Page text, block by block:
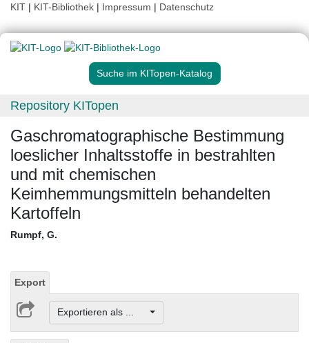
KIT | KIT-Bibliothek | Impressum | Datenschutz
Suche im KITopen-Katalog
Repository KITopen
Gaschromatographische Bestimmung
loeslicher Inhaltsstoffe in bestrahlten
und mit chemischen
Keimhemmungsmitteln behandelten
Kartoffeln
Rumpf, G.
Export
Exportieren als ...